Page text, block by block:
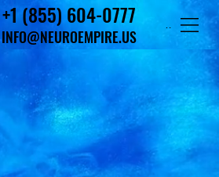
+1 (855) 604-0777
+1 (855) 604-0777
INFO@NEUROEMPIRE.US
INFO@NEUROEMPIRE.US
Menu